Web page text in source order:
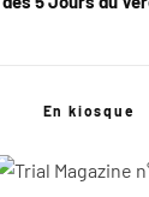
En kiosque